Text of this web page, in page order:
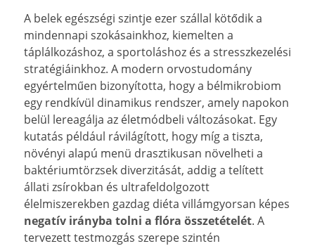
A belek egészségi szintje ezer szállal kötődik a
mindennapi szokásainkhoz, kiemelten a
táplálkozáshoz, a sportoláshoz és a stresszkezelési
stratégiáinkhoz. A modern orvostudomány
egyértelműen bizonyította, hogy a bélmikrobiom
egy rendkívül dinamikus rendszer, amely napokon
belül lereagálja az életmódbeli változásokat. Egy
kutatás például rávilágított, hogy míg a tiszta,
növényi alapú menü drasztikusan növelheti a
baktériumtörzsek diverzitását, addig a telített
állati zsírokban és ultrafeldolgozott
élelmiszerekben gazdag diéta villámgyorsan képes
negatív irányba tolni a flóra összetételét. A
tervezett testmozgás szerepe szintén